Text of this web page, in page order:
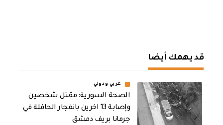
قد يهمك أيضا
عربي ودولي
الصحة السورية: مقتل شخصين
وإصابة 13 اخرين بانفجار الحافلة في
جرمانا بريف دمشق